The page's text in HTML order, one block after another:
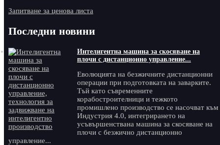
Запитване за ценова листа
Последни новини
Интелигентна машина за скосяване на
плочи с дистанционно управление...
Еволюцията на безжичните дистанционни
операции при подготовката на заварките.
Тъй като съвременните
корабостроителници и тежкото
промишлено производство се насочват към
Индустрия 4.0, интегрирането на
усъвършенствана машина за скосяване на
плочи с безжично дистанционно
управление...